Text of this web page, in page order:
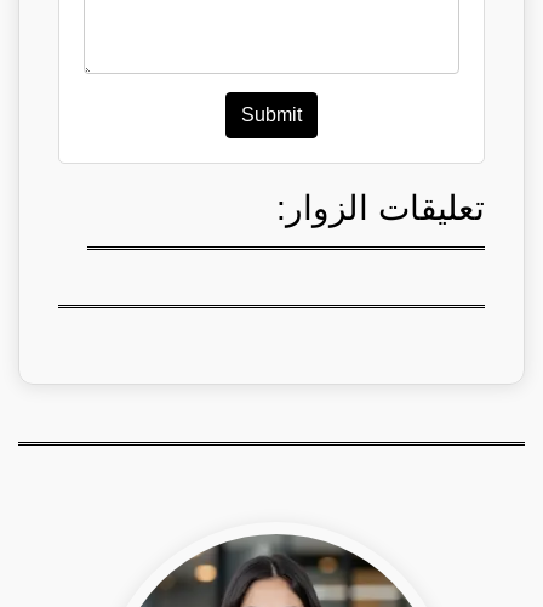
Submit
تعليقات الزوار: